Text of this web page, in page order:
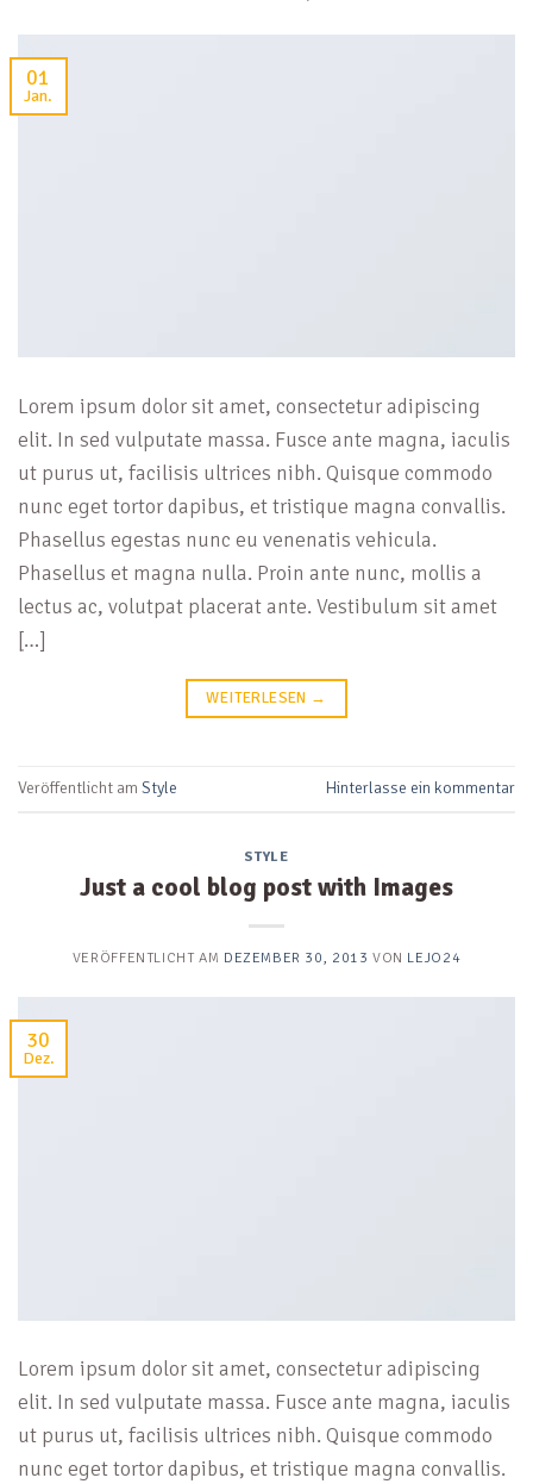
01
Jan.
Lorem ipsum dolor sit amet, consectetur adipiscing
elit. In sed vulputate massa. Fusce ante magna, iaculis
ut purus ut, facilisis ultrices nibh. Quisque commodo
nunc eget tortor dapibus, et tristique magna convallis.
Phasellus egestas nunc eu venenatis vehicula.
Phasellus et magna nulla. Proin ante nunc, mollis a
lectus ac, volutpat placerat ante. Vestibulum sit amet
[…]
WEITERLESEN →
Veröffentlicht am Style Hinterlasse ein kommentar
STYLE
Just a cool blog post with Images
VERÖFFENTLICHT AM DEZEMBER 30, 2013 VON LEJO24
30
Dez.
Lorem ipsum dolor sit amet, consectetur adipiscing
elit. In sed vulputate massa. Fusce ante magna, iaculis
ut purus ut, facilisis ultrices nibh. Quisque commodo
nunc eget tortor dapibus, et tristique magna convallis.